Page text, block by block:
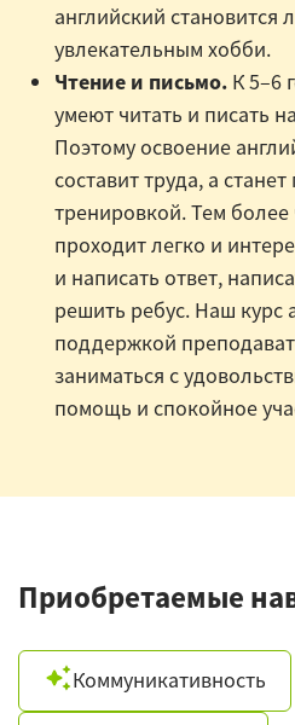
английский
увлекательным хобби.
Чтение и письмо. К 5–6
умеют читать и писать
Поэтому освоение
составит труда, а
тренировкой. Тем более
проходит легко и
и написать ответ,
решить ребус. Наш курс
поддержкой
заниматься с
помощь и спокойное
Приобретаемые
Коммуникативность